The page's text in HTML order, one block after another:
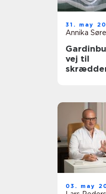
31. may
Annika
vej til
03. may